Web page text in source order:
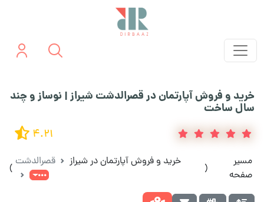
خرید و فروش آپارتمان در قصرالدشت شیراز | نوساز و چند
سال ساخت
4.21
مسیر
صفحه
( قصرالدشت خرید و فروش آپارتمان در شیراز )